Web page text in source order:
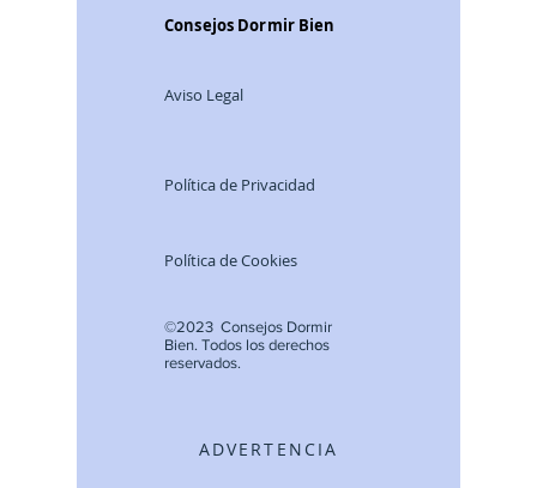
Consejos Dormir Bien
Aviso Legal
Política de Privacidad
Política de Cookies
©2023 Consejos Dormir
Bien. Todos los derechos
reservados.
ADVERTENCIA